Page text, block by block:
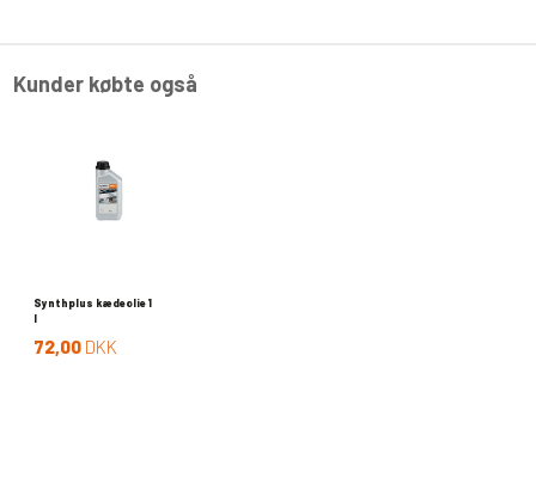
Kunder købte også
Synthplus kædeolie 1
l
72,00 DKK